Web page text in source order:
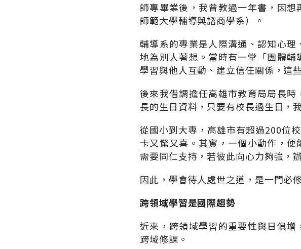
師專畢業後，我曾教過一年書，因
師範大學輔導與諮商學系）。
輔導系的專業是人際溝通、認知心
地為別人著想。當時有一堂「團體輔
學習與他人互動、建立信任關係，這
後來我借調擔任高雄市教育局局長
長的生日資料，只要有校長過生日，
從國小到大專，高雄市有超過200位
卡又驚又喜。其實，一個小動作，
需要同仁支持，若彼此向心力夠強，
因此，學會待人處世之道，是一門必
跨領域學習是國際趨勢
近來，跨領域學習的重要性與日俱
跨域修課。